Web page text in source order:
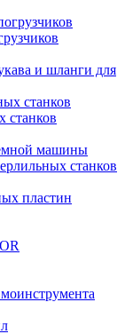
и шланги для
станков
машины
станков
пластин